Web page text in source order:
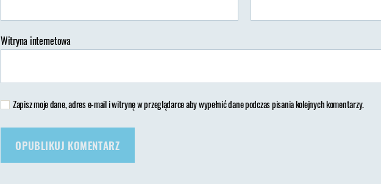
Witryna internetowa
Zapisz moje dane, adres e-mail i witrynę w przeglądarce aby wypełnić dane podczas pisania kolejnych komentarzy.